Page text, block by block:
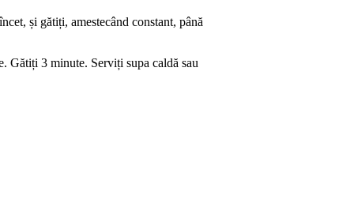
și gătiți, amestecând constant, până
Gătiți 3 minute. Serviți supa caldă sau